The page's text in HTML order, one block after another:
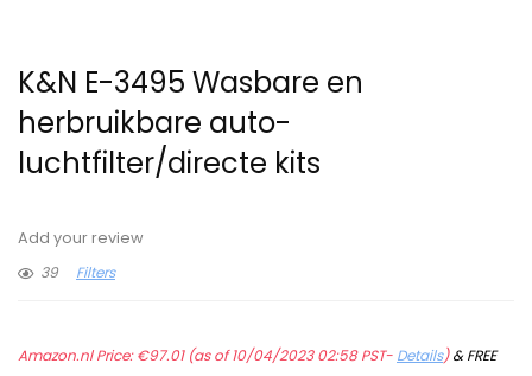
K&N E-3495 Wasbare en
herbruikbare auto-
luchtfilter/directe kits
Add your review
39
Filters
Amazon.nl Price:€97.01(as of 10/04/2023 02:58 PST- Details)&FREE